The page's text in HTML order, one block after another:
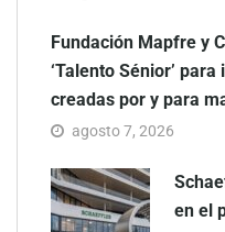
Fundación Mapfre y
‘Talento Sénior’
creadas por y para
agosto 7, 2026
en el